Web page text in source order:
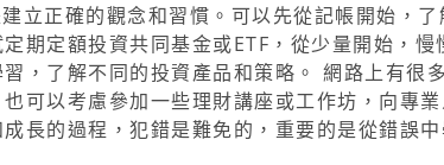
立正確的觀念和習慣。可以先從記帳開始，
期定額投資共同基金或ETF，從少量開始，
，了解不同的投資產品和策略。 網路上有很
可以考慮參加一些理財講座或工作坊，向專
長的過程，犯錯是難免的，重要的是從錯誤